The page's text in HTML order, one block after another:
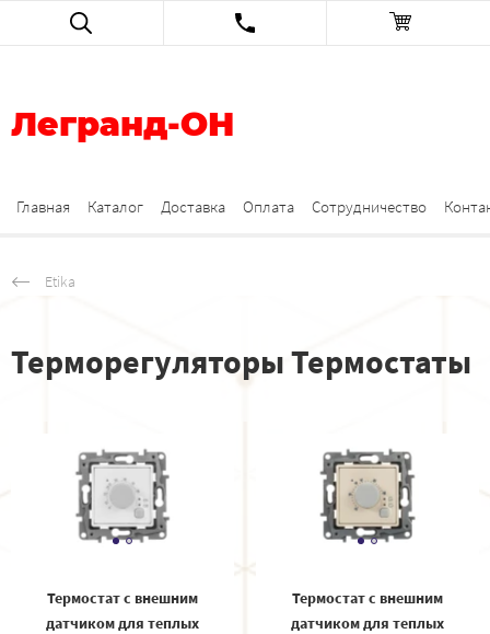
Легранд-ОН
Главная Каталог Доставка Оплата Сотрудничество
Etika
Терморегуляторы Термостаты
Термостат с внешним
датчиком для теплых
Термостат с внешним
датчиком для теплых